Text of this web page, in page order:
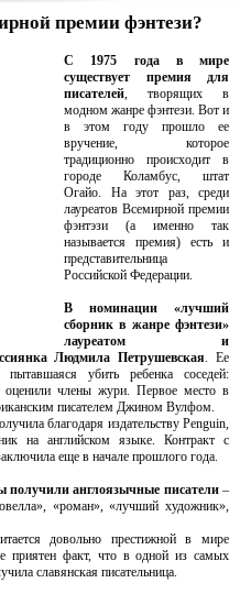
премии фэнтези?
С 1975 года в мире
существует премия для
писателей, творящих в
модном жанре фэнтези. Вот и
в этом году прошло ее
вручение, которое
традиционно происходит в
городе Коламбус, штат
Огайо. На этот раз, среди
лауреатов Всемирной премии
фэнтэзи (а именно так
называется премия) есть и
представительница
Российской Федерации.
В номинации «лучший
сборник в жанре фэнтези»
лауреатом и
Людмила Петрушевская. Ее
убить ребенка соседей:
оценили члены жури. Первое место в
писателем Джином Вулфом.
благодаря издательству Penguin,
на английском языке. Контракт с
еще в начале прошлого года.
получили англоязычные писатели –
«роман», «лучший художник»,
довольно престижной в мире
приятен факт, что в одной из самых
славянская писательница.